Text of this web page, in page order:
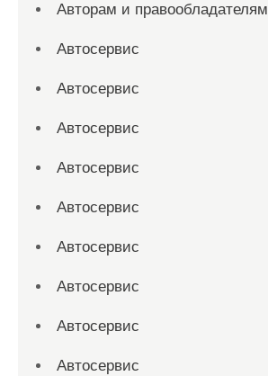
Авторам и правообладателям
Автосервис
Автосервис
Автосервис
Автосервис
Автосервис
Автосервис
Автосервис
Автосервис
Автосервис